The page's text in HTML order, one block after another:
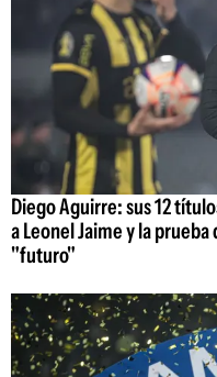
Diego Aguirre: sus 12
a Leonel Jaime y la
"futuro"